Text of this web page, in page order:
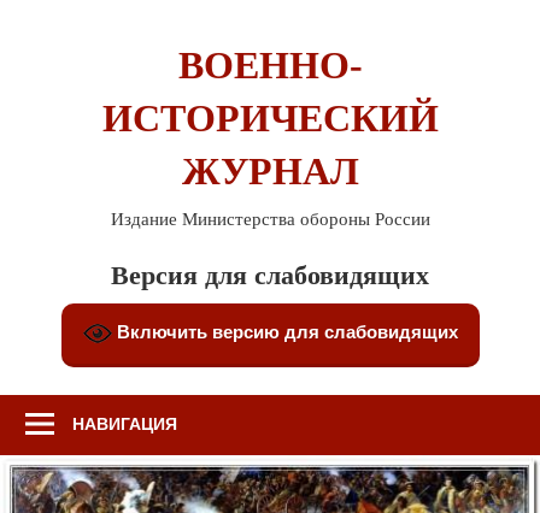
ВОЕННО-
ИСТОРИЧЕСКИЙ
ЖУРНАЛ
Издание Министерства обороны России
Версия для слабовидящих
Включить версию для слабовидящих
НАВИГАЦИЯ